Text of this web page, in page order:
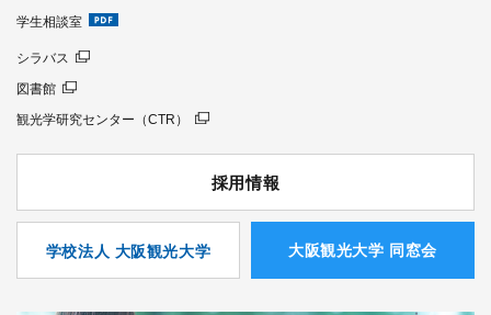
学生相談室
シラバス
図書館
観光学研究センター（CTR）
採用情報
学校法人 大阪観光大学 ⼤阪観光⼤学 同窓会